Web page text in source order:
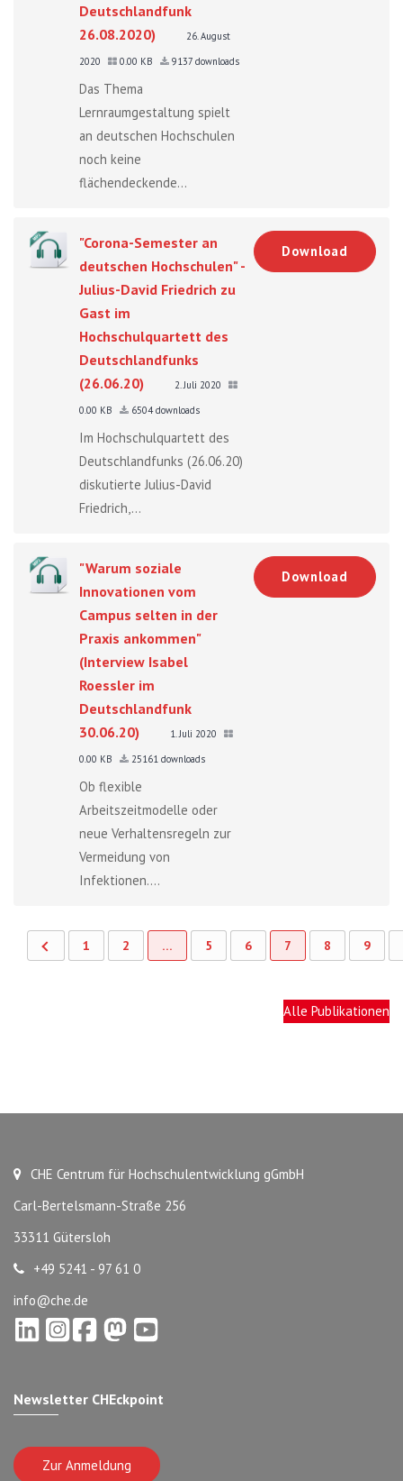
Deutschlandfunk
26.08.2020)
26. August
2020
0.00 KB 9137 downloads
Das Thema
Lernraumgestaltung spielt
an deutschen Hochschulen
noch keine
flächendeckende...
"Corona-Semester an
deutschen Hochschulen" -
Julius-David Friedrich zu
Gast im
Hochschulquartett des
Deutschlandfunks
(26.06.20)
2. Juli 2020
0.00 KB
6504 downloads
Im Hochschulquartett des
Deutschlandfunks (26.06.20)
diskutierte Julius-David
Friedrich,...
Download
"Warum soziale
Innovationen vom
Campus selten in der
Praxis ankommen"
(Interview Isabel
Roessler im
Deutschlandfunk
30.06.20)
1. Juli 2020
0.00 KB
25161 downloads
Ob flexible
Arbeitszeitmodelle oder
neue Verhaltensregeln zur
Vermeidung von
Infektionen....
Download
1 2 … 5 6 7 8 9
Alle Publikationen
CHE Centrum für Hochschulentwicklung gGmbH
Carl-Bertelsmann-Straße 256
33311 Gütersloh
+49 5241 - 97 61 0
info@che.de
Newsletter CHEckpoint
Zur Anmeldung